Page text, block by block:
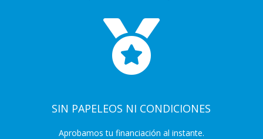

SIN PAPELEOS NI CONDICIONES
Aprobamos tu financiación al instante.